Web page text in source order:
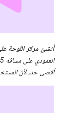
أنشئ مركز اللوحة على بُعد 1.75 متر من خط
أقصى حد، لأنّ